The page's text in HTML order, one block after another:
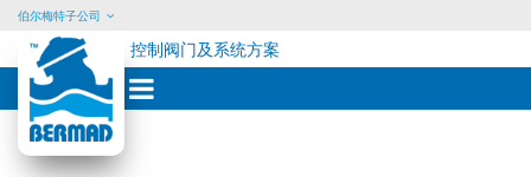
Skip
content
伯尔梅特子公司
控制阀门及系统方案